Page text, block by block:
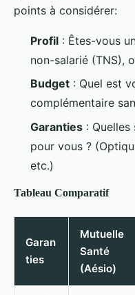
points à considérer:
Profil : Êtes-vous
non-salarié (TNS),
Budget : Quel est
complémentaire
Garanties :
pour vous ?
etc.)
Tableau Comparatif
Garan
ties
Mutuelle
Santé
(Aésio)